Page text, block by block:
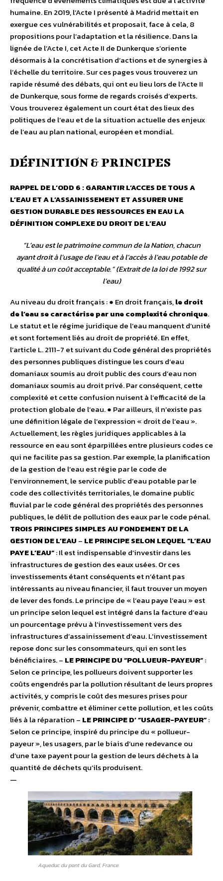
humaine. En 2019, l’Acte I présenté à Madrid mettait en
exergue ces vulnérabilités et proposait, face à cela, 8
propositions pour l’adaptation et la résilience. Dans la
lignée de l’Acte I, cet Acte II de Dunkerque s’oriente
désormais à la concrétisation d’actions et de synergies à
l’échelle du territoire. Sur ces pages vous trouverez un
rapide résumé des débats, qui ont eu lieu lors de l’Acte II
de Dunkerque, sous forme de regards croisés d’experts.
Vous trouverez également un court état des lieux des
politiques de l’eau et de la situation actuelle des enjeux
de l’eau au plan national, européen et mondial.
DÉFINITION & PRINCIPES
RAPPEL DE L’ODD 6 : GARANTIR L’ACCES DE TOUS A
L’EAU ET A L’ASSAINISSEMENT ET ASSURER UNE
GESTION DURABLE DES RESSOURCES EN EAU LA
DÉFINITION COMPLEXE DU DROIT DE L’EAU
“L’eau est le patrimoine commun de la Nation, chacun
ayant droit à l’usage de l’eau et à l’accès à l’eau potable de
qualité à un coût acceptable.” (Extrait de la loi de 1992 sur
l’eau)
Au niveau du droit français : ● En droit français,le droit
de l’eau se caractérise par une complexité chronique.
Le statut et le régime juridique de l’eau manquent d’unité
et sont fortement liés au droit de propriété. En effet,
l’article L. 2111-7 et suivant du Code général des propriétés
des personnes publiques distingue les cours d’eau
domaniaux soumis au droit public des cours d’eau non
domaniaux soumis au droit privé. Par conséquent, cette
complexité et cette confusion nuisent à l’efficacité de la
protection globale de l’eau. ● Par ailleurs, il n’existe pas
une définition légale de l’expression « droit de l’eau ».
Actuellement, les règles juridiques applicables à la
ressource en eau sont éparpillées entre plusieurs codes ce
qui ne facilite pas sa gestion. Par exemple, la planification
de la gestion de l’eau est régie par le code de
l’environnement, le service public d’eau potable par le
code des collectivités territoriales, le domaine public
fluvial par le code général des propriétés des personnes
publiques, le délit de pollution des eaux par le code pénal.
TROIS PRINCIPES SIMPLES AU FONDEMENT DE LA
GESTION DE L’EAU – LE PRINCIPE SELON LEQUEL “L’EAU
PAYE L’EAU”: Il est indispensable d’investir dans les
infrastructures de gestion des eaux usées. Or ces
investissements étant conséquents et n’étant pas
intéressants au niveau financier, il faut trouver un moyen
de lever des fonds. Le principe de « l’eau paye l’eau » est
un principe selon lequel est intégré dans la facture d’eau
un pourcentage prévu à l’investissement vers des
infrastructures d’assainissement d’eau. L’investissement
repose donc sur les consommateurs, qui en sont les
bénéficiaires. – LE PRINCIPE DU “POLLUEUR-PAYEUR”:
Selon ce principe, les pollueurs doivent supporter les
coûts engendrés par la pollution résultant de leurs propres
activités, y compris le coût des mesures prises pour
prévenir, combattre et éliminer cette pollution, et les coûts
liés à la réparation – LE PRINCIPE D’ “USAGER-PAYEUR”:
Selon ce principe, inspiré du principe du « pollueur-
payeur », les usagers, par le biais d’une redevance ou
d’une taxe payent pour la gestion de leurs déchets à la
quantité de déchets qu’ils produisent.
—
Aqueduc du pont du Gard, France